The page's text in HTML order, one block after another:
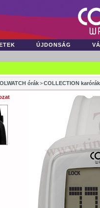
ÚJDONSÁG
órák>COLLECTION karórák